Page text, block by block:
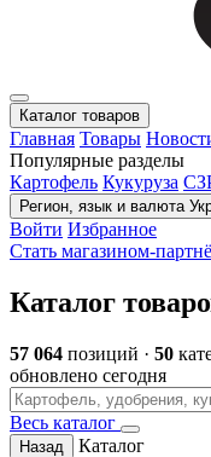
Каталог товаров
Главная Товары
Популярные разделы
Картофель Кукуруза
Регион, язык и валюта
Войти Избранное
Стать магазином-
Каталог
57 064 позиций · 50
обновлено сегодня
Весь каталог
Назад
Каталог